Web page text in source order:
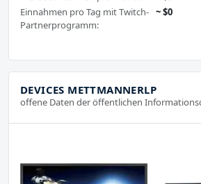
Einnahmen pro Tag mit Twitch-
Partnerprogramm:
~ $0
DEVICES METTMANNERLP
offene Daten der öffentlichen